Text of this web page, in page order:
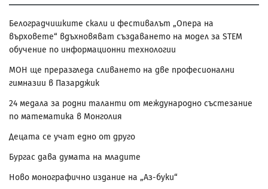
Белоградчишките скали и фестивалът „Опера на
върховете“ вдъхновяват създаването на модел за STEM
обучение по информационни технологии
МОН ще преразгледа сливането на две професионални
гимназии в Пазарджик
24 медала за родни таланти от международно състезание
по математика в Монголия
Децата се учат едно от друго
Бургас дава думата на младите
Ново монографично издание на „Аз-буки“